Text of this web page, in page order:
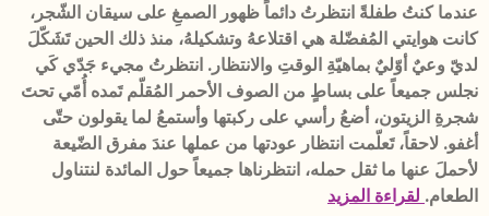
عندما كنتُ طفلةً انتظرتُ دائماً ظهور الصمغِ على سيقان الشّجر،
كانت هوايتي المُفضّلة هي اقتلاعهُ وتشكيلهُ، منذ ذلك الحين تَشَكّلَ
لديّ وعيٌ أوّليٌ بماهيّةِ الوقتِ والانتظار. انتظرتُ مجيء جَدّي كَي
نجلس جميعاً على بساطٍ من الصوف الأحمر المُقلّم تَمده أُمّي تحتَ
شجرةِ الزيتون، أضعُ رأسي على ركبتها وأستمعُ لما يقولون حتّى
أغفو. لاحقاً، تَعلّمت انتظار عودتها من عملها عندَ مفرق الضّيعة
لأحملَ عنها ما ثقل حمله، انتظرناها جميعاً حول المائدة لنتناول
الطعام. لقراءة المزيد